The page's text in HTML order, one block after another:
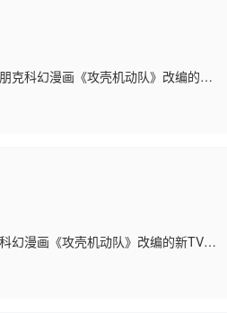
科幻漫画《攻壳机动队》改编的新
，官方同时放出了先导预告与先导视
幻漫画《攻壳机动队》改编的新TV动
同时放出了先导预告与先导视觉图。